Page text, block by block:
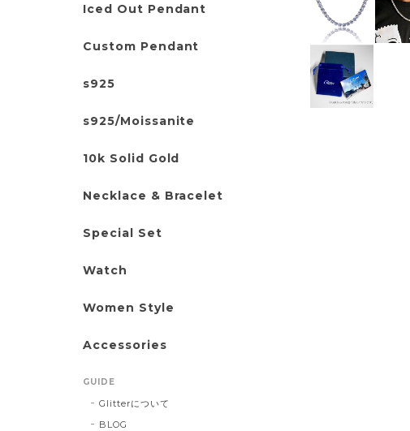
Iced Out Pendant
Custom Pendant
s925
s925/Moissanite
10k Solid Gold
Necklace & Bracelet
Special Set
Watch
Women Style
Accessories
GUIDE
Glitterについて
BLOG